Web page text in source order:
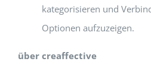
kategorisieren und
Optionen aufzuzeigen.
über creaffective